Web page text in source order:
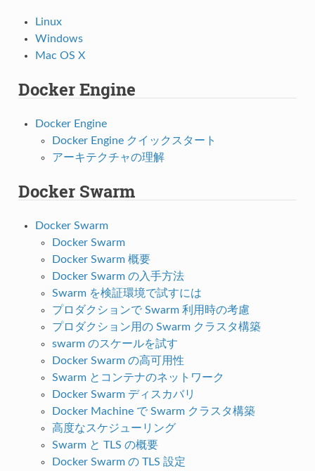
Linux
Windows
Mac OS X
Docker Engine
Docker Engine
Docker Engine クイックスタート
アーキテクチャの理解
Docker Swarm
Docker Swarm
Docker Swarm
Docker Swarm 概要
Docker Swarm の入手方法
Swarm を検証環境で試すには
プロダクションで Swarm 利用時の考慮
プロダクション用の Swarm クラスタ構築
swarm のスケールを試す
Docker Swarm の高可用性
Swarm とコンテナのネットワーク
Docker Swarm ディスカバリ
Docker Machine で Swarm クラスタ構築
高度なスケジューリング
Swarm と TLS の概要
Docker Swarm の TLS 設定